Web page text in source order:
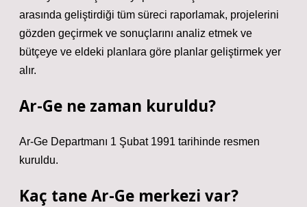
arasında geliştirdiği tüm süreci raporlamak, projelerini
gözden geçirmek ve sonuçlarını analiz etmek ve
bütçeye ve eldeki planlara göre planlar geliştirmek yer
alır.
Ar-Ge ne zaman kuruldu?
Ar-Ge Departmanı 1 Şubat 1991 tarihinde resmen
kuruldu.
Kaç tane Ar-Ge merkezi var?